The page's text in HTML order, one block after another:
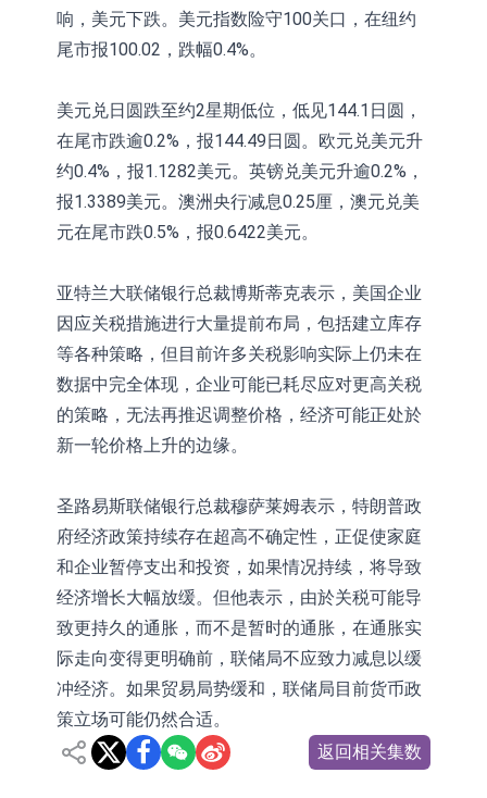
统工程股权(02902.HK)涨+231.25%，
中国智能健康(00348.HK)涨+133.33%
【异动股】钨板块拉升，中钨高新
(000657.CN)涨7.24%
【异动股】昨日打二板以上表现板块
拉升，欣天科技(300615.CN)涨
19.97%
【异动股】港股跌幅榜前十，天瑞汽
车内饰(06162.HK)跌18.00%，德信服
务集团(02215.HK)跌16.33%
和光智成完成天使轮数千万融资
10年期港元特区政府机构债券将于
2026年8月12日透过重开进行投标
响，美元下跌。美元指数险守100关口，在纽约
尾市报100.02，跌幅0.4%。
美元兑日圆跌至约2星期低位，低见144.1日圆，
在尾市跌逾0.2%，报144.49日圆。欧元兑美元升
约0.4%，报1.1282美元。英镑兑美元升逾0.2%，
报1.3389美元。澳洲央行减息0.25厘，澳元兑美
元在尾市跌0.5%，报0.6422美元。
亚特兰大联储银行总裁博斯蒂克表示，美国企业
因应关税措施进行大量提前布局，包括建立库存
等各种策略，但目前许多关税影响实际上仍未在
数据中完全体现，企业可能已耗尽应对更高关税
的策略，无法再推迟调整价格，经济可能正处於
新一轮价格上升的边缘。
圣路易斯联储银行总裁穆萨莱姆表示，特朗普政
府经济政策持续存在超高不确定性，正促使家庭
和企业暂停支出和投资，如果情况持续，将导致
经济增长大幅放缓。但他表示，由於关税可能导
致更持久的通胀，而不是暂时的通胀，在通胀实
际走向变得更明确前，联储局不应致力减息以缓
冲经济。如果贸易局势缓和，联储局目前货币政
策立场可能仍然合适。
返回相关集数